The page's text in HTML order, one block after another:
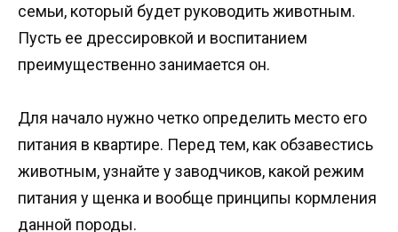
семьи, который будет руководить животным.
Пусть ее дрессировкой и воспитанием
преимущественно занимается он.
Для начало нужно четко определить место его
питания в квартире. Перед тем, как обзавестись
животным, узнайте у заводчиков, какой режим
питания у щенка и вообще принципы кормления
данной породы.